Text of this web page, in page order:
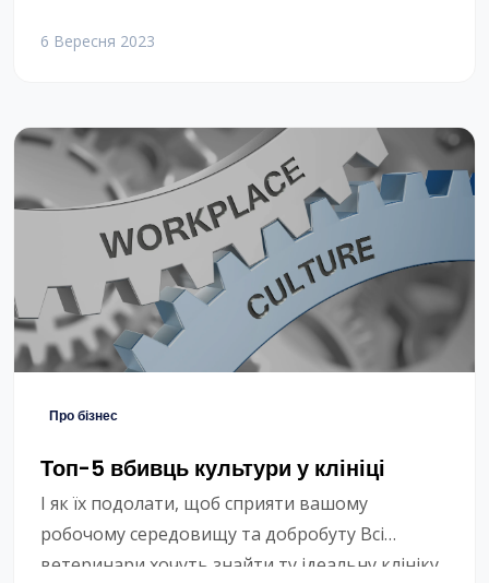
від дев’яти до п’яти все ще був нормою. Тепер
гнучкого графіка до варіантів роботи поза
офісом. Ця гнучкість призводить до більш […]
6 Вересня 2023
Про бізнес
Топ-5 вбивць культури у клініці
І як їх подолати, щоб сприяти вашому
робочому середовищу та добробуту Всі
ветеринари хочуть знайти ту ідеальну клініку,